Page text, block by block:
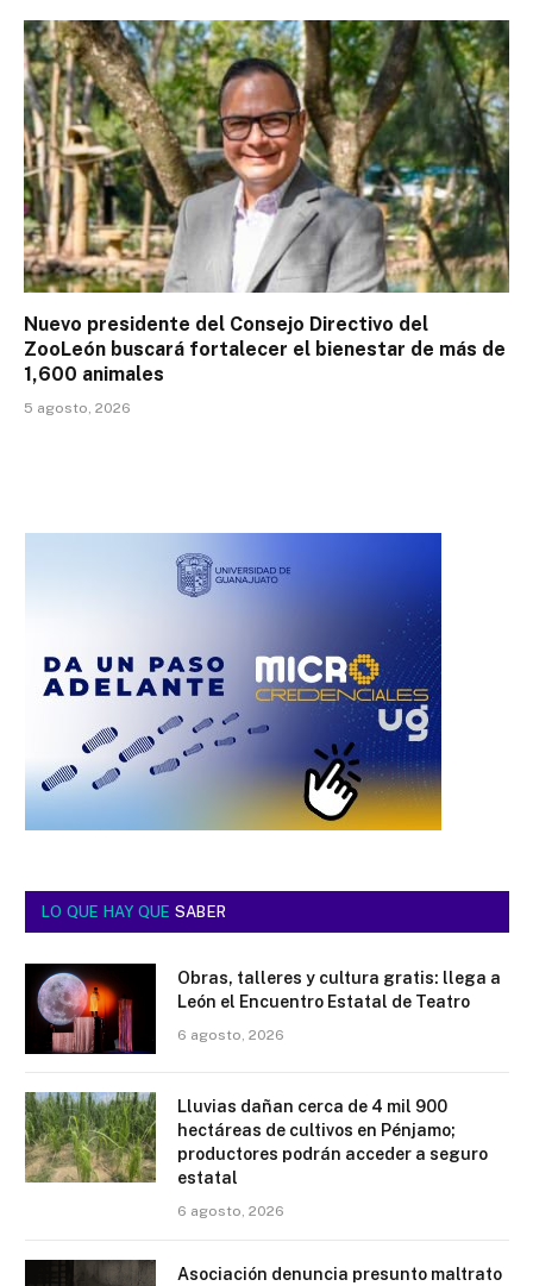
Nuevo presidente del Consejo Directivo del
ZooLeón buscará fortalecer el bienestar de más de
1,600 animales
5 agosto, 2026
LO QUE HAY QUE SABER
Obras, talleres y cultura gratis: llega a
León el Encuentro Estatal de Teatro
6 agosto, 2026
Lluvias dañan cerca de 4 mil 900
hectáreas de cultivos en Pénjamo;
productores podrán acceder a seguro
estatal
6 agosto, 2026
Asociación denuncia presunto maltrato